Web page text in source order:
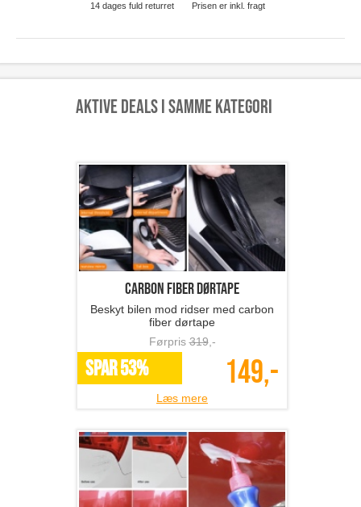
14 dages fuld returret Prisen er inkl. fragt
Aktive deals i samme kategori
Carbon Fiber Dørtape
Beskyt bilen mod ridser med carbon
fiber dørtape
Førpris319,-
SPAR 53% 149,-
Læs mere